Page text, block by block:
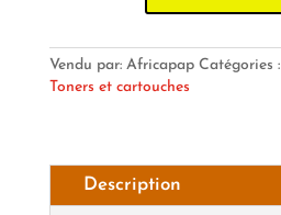
Vendu par: Africapap Catégories :
Toners et cartouches
Description